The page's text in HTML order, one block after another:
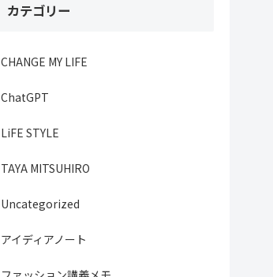
カテゴリー
CHANGE MY LIFE
ChatGPT
LiFE STYLE
TAYA MITSUHIRO
Uncategorized
アイディアノート